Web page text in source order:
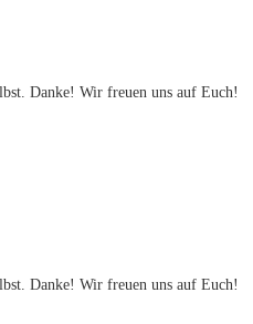
Danke! Wir freuen uns auf Euch!
Danke! Wir freuen uns auf Euch!